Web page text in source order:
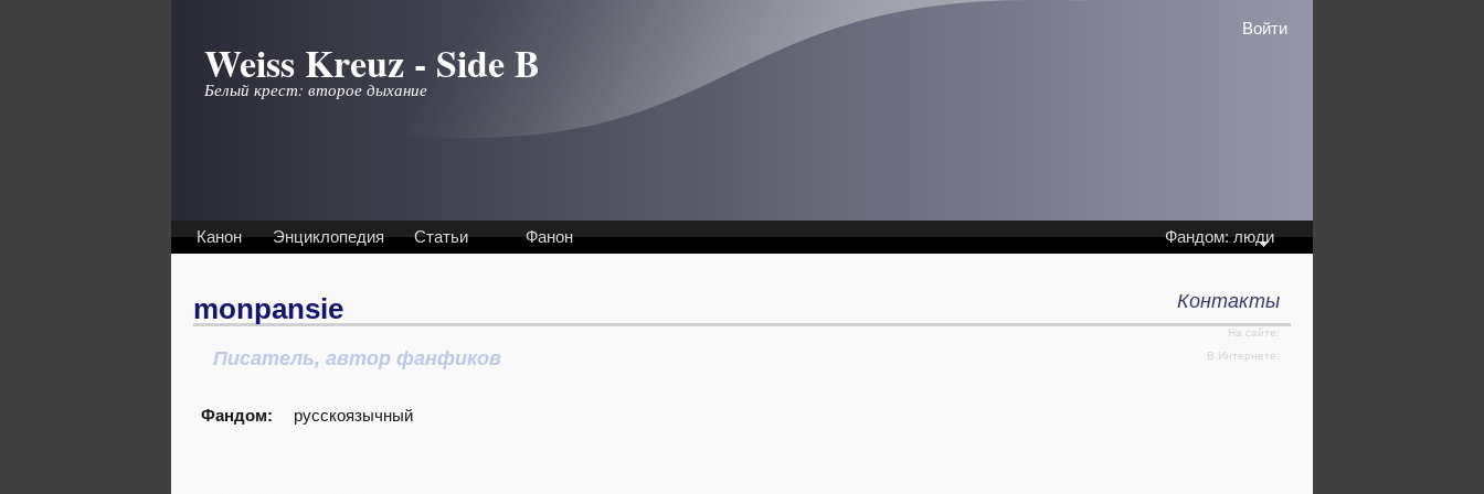
Weiss Kreuz - Side B
Белый крест: второе дыхание
Войти
Канон Энциклопедия Статьи Фанон Фандом: люди
monpansie
Писатель, автор фанфиков
Фандом: русскоязычный
Контакты
На сайте:
В Интернете: